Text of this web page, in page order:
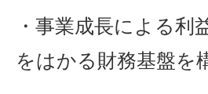
・事業成長による
をはかる財務基盤を